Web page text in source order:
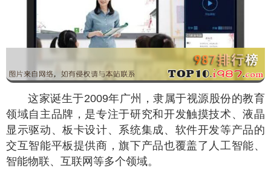
这家诞生于2009年广州，隶属于视源股份的教育
领域自主品牌，是专注于研究和开发触摸技术、液晶
显示驱动、板卡设计、系统集成、软件开发等产品的
交互智能平板提供商，旗下产品也覆盖了人工智能、
智能物联、互联网等多个领域。